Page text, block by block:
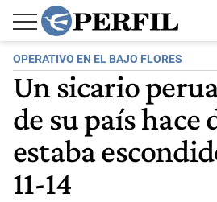
OPERATIVO EN EL BAJO FLORES
Un sicario
de su país hace
estaba
11-14